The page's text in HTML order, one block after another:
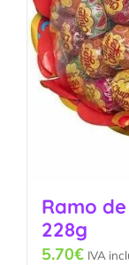
Ramo
228g
5.70€ IVA